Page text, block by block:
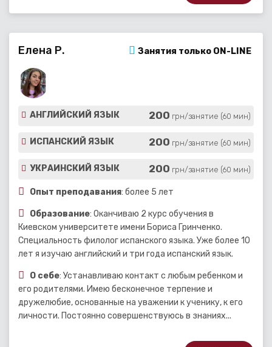
Елена Р. Занятия только ON-LINE
АНГЛИЙСКИЙ ЯЗЫК 200 грн/занятие (60 мин)
ИСПАНСКИЙ ЯЗЫК 200 грн/занятие (60 мин)
УКРАИНСКИЙ ЯЗЫК 200 грн/занятие (60 мин)
Опыт преподавания: более 5 лет
Образование: Оканчиваю 2 курс обучения в
Киевском университете имени Бориса Гринченко.
Специальность филолог испанского языка. Уже более 10
лет я изучаю английский и три года испанский язык.
О себе: Устанавливаю контакт с любым ребенком и
его родителями. Имею бесконечное терпение и
дружелюбие, основанные на уважении к ученику, к его
личности. Постоянно совершенствуюсь в знаниях...